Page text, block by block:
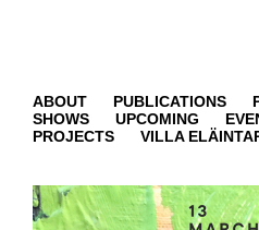
ABOUT PUBLICATIONS
SHOWS
UPCOMING
PROJECTS
VILLA